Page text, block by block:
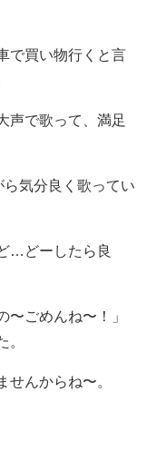
で買い物行くと言
声で歌って、満足
気分良く歌ってい
…どーしたら良
〜ごめんね〜！」
。
せんからね〜。